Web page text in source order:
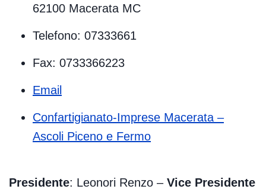
62100 Macerata MC
Telefono: 07333661
Fax: 0733366223
Email
Confartigianato-Imprese Macerata –
Ascoli Piceno e Fermo
Presidente: Leonori Renzo – Vice Presidente